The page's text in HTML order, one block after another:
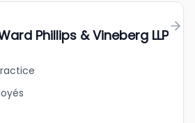
Phillips & Vineberg LLP